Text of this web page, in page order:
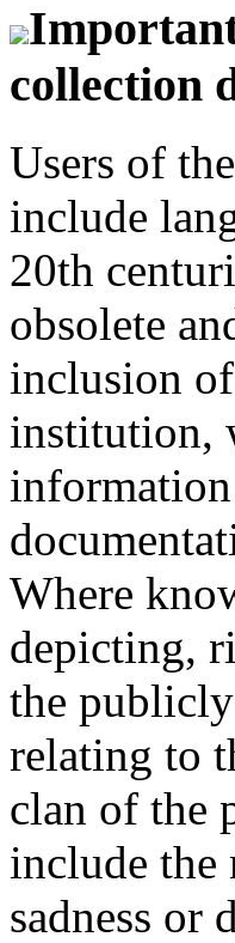
collection
Users of
include
20th
obsolete
inclusion
institution,
information
Where
depicting,
the publicly
relating to
clan of the
include the
sadness or